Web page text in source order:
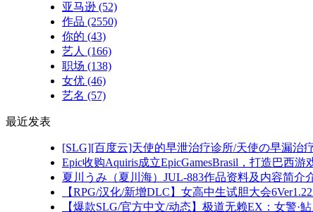
亚马逊 (52)
作品 (2550)
你的 (43)
艺人 (166)
职场 (138)
女优 (46)
艺名 (57)
最近发表
[SLG][百度云]天使的早泄治疗诊所/天使の早漏治
Epic收购Aquiris成立EpicGamesBrasil，打造巴西游
夏川うみ（夏川海）JUL-883作品资料及内容简介
【RPG/汉化/新增DLC】女高中生试胆大会
【爆款SLG/官方中文/动态】极道无赖EX：女警·